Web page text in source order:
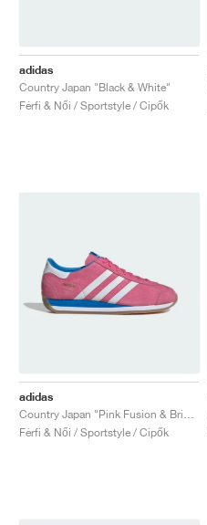
adidas
Country Japan "Black & White"
Férfi & Női / Sportstyle / Cipők
adidas
Férfi & Női / Sportstyle / Cipők